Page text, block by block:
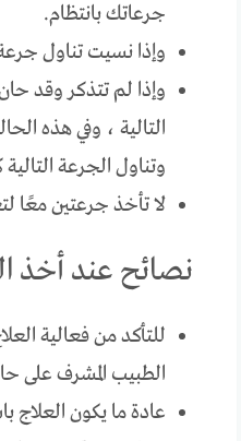
جرعاتك بانتظام.
وإذا نسيت تناول
وإذا لم تتذكر وقد
التالية ، وفي هذه
وتناول الجرعة التالية
لا تأخذ جرعتين معًا
نصائح عند أخذ
للتأكد من فعالية
الطبيب المشرف على
عادة ما يكون العلاج